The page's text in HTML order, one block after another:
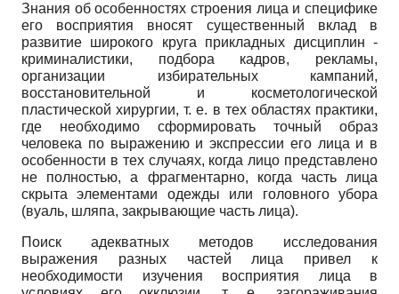
Знания об особенностях строения лица и специфике
его восприятия вносят существенный вклад в
развитие широкого круга прикладных дисциплин -
криминалистики, подбора кадров, рекламы,
организации избирательных кампаний,
восстановительной и косметологической
пластической хирургии, т. е. в тех областях практики,
где необходимо сформировать точный образ
человека по выражению и экспрессии его лица и в
особенности в тех случаях, когда лицо представлено
не полностью, а фрагментарно, когда часть лица
скрыта элементами одежды или головного убора
(вуаль, шляпа, закрывающие часть лица).
Поиск адекватных методов исследования
выражения разных частей лица привел к
необходимости изучения восприятия лица в